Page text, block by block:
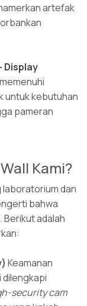
artefak
Display
untuk kebutuhan
pameran
Kami?
dan
bahwa
Berikut adalah
Keamanan
dilengkapi
security cam